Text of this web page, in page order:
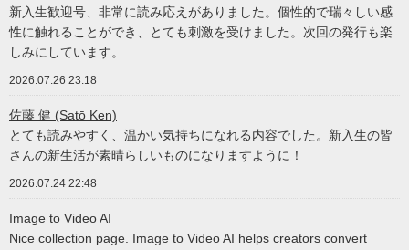
新入生歓迎号、非常に読み応えがありました。個性的で瑞々しい感
性に触れることができ、とても刺激を受けました。次回の発行も楽
しみにしています。
2026.07.26 23:18
佐藤 健 (Satō Ken)
とても読みやすく、温かい気持ちになれる内容でした。新入生の皆
さんの新生活が素晴らしいものになりますように！
2026.07.24 22:48
Image to Video AI
Nice collection page. Image to Video AI helps creators convert